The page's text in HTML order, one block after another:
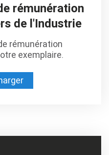
rémunération
de l'Industrie
rémunération
exemplaire.